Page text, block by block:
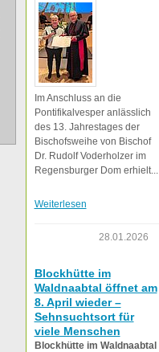
Im Anschluss an die
Pontifikalvesper anlässlich
des 13. Jahrestages der
Bischofsweihe von Bischof
Dr. Rudolf Voderholzer im
Regensburger Dom erhielt...
Weiterlesen
28.01.2026
Blockhütte im
Waldnaabtal öffnet am
8. April wieder –
Sehnsuchtsort für
viele Menschen
Blockhütte im Waldnaabtal